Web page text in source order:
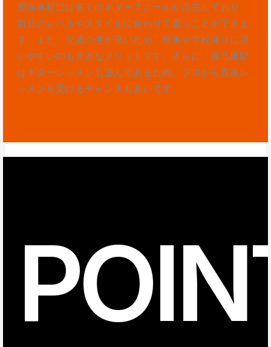
原当麻駅には多くのギタースクールが点在しており、
自分のレベルやスタイルに合わせて選ぶことができま
す。また、交通の便が良いため、仕事や学校帰りに通
いやすいのも大きなメリットです。さらに、原当麻駅
はギターレッスンも盛んであるため、プロから直接レ
ッスンを受けるチャンスも多いです。